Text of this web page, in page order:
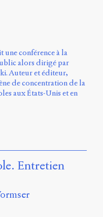
une conférence à la
alors dirigé par
Auteur et éditeur,
de concentration de la
aux États-Unis et en
Entretien